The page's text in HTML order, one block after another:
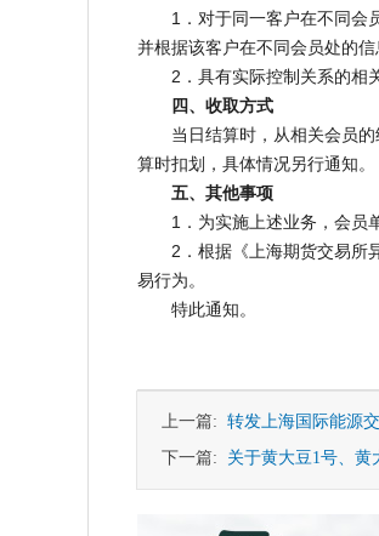
1．对于同一客户在不同会员
并根据该客户在不同会员处的
2．具有实际控制关系的相关
四、收取方式
当日结算时，从相关会员的
算时扣划，具体情况另行通知。
五、其他事项
1．为实施上述业务，会员单
2．根据《上海期货交易所异
易行为。
特此通知。
上一篇: 转发上海国际能源
下一篇: 关于黄大豆1号、黄